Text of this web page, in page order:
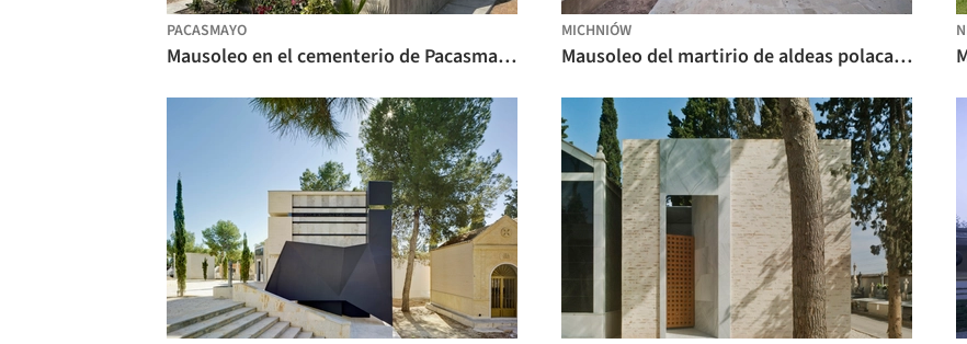
PACASMAYO
Mausoleo en el cementerio de Pacasmayo / Angas Kipa
MICHNIÓW
Mausoleo del martirio de aldeas polacas / Nizio Design International